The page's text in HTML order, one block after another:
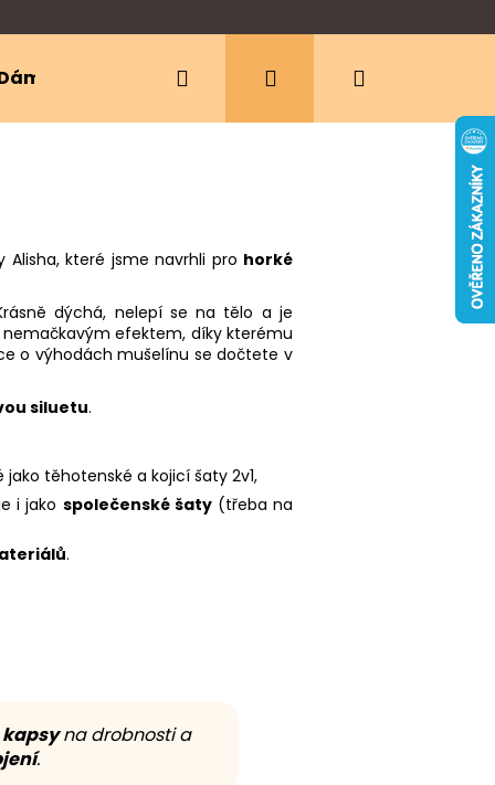
oblečení Ergonomická nosítka
Hledat PřihlášeníNákupní
Alisha, které jsme navrhli pro horké
dýchá, nelepí se na tělo a je
efektem, díky kterému
o výhodách mušelínu se dočtete v
siluetu.
těhotenské a kojicí šaty 2v1,
i jako společenské šaty(třeba na
.
na drobnosti a
.